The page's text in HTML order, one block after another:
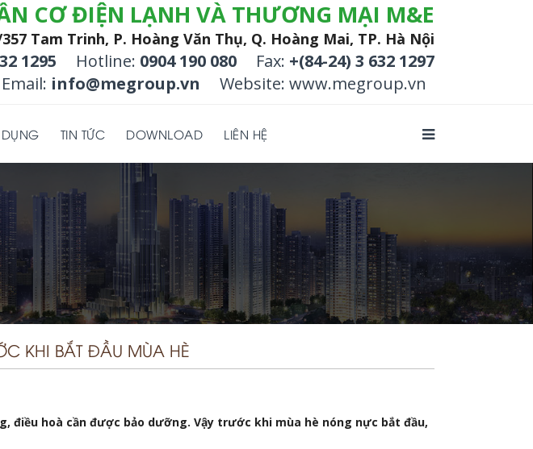
CƠ ĐIỆN LẠNH VÀ THƯƠNG MẠI M&E
357 Tam Trinh, P. Hoàng Văn Thụ, Q. Hoàng Mai, TP. Hà Nội
1295 Hotline: 0904 190 080 Fax: +(84-24) 3 632 1297
Email: info@megroup.vn Website: www.megroup.vn
DỤNG TIN TỨC DOWNLOAD LIÊN HỆ
KHI BẮT ĐẦU MÙA HÈ
hoà cần được bảo dưỡng. Vậy trước khi mùa hè nóng nực bắt đầu,